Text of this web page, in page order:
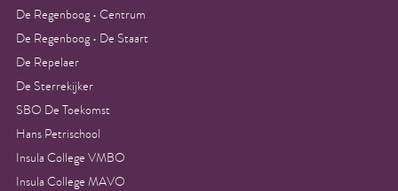
De Regenboog • Centrum
De Regenboog • De Staart
De Repelaer
De Sterrekijker
SBO De Toekomst
Hans Petrischool
Insula College VMBO
Insula College MAVO